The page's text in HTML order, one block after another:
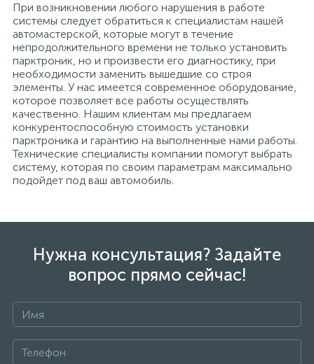
При возникновении любого нарушения в работе
системы следует обратиться к специалистам нашей
автомастерской, которые могут в течение
непродолжительного времени не только установить
парктроник, но и произвести его диагностику, при
необходимости заменить вышедшие со строя
элементы. У нас имеется современное оборудование,
которое позволяет все работы осуществлять
качественно. Нашим клиентам мы предлагаем
конкурентоспособную стоимость установки
парктроника и гарантию на выполненные нами работы.
Технические специалисты компании помогут выбрать
систему, которая по своим параметрам максимально
подойдет под ваш автомобиль.
Нужна консультация? Задайте
вопрос прямо сейчас!